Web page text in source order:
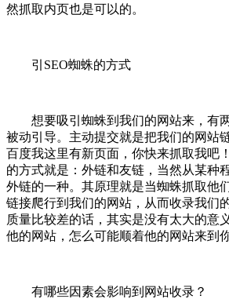
然抓取内页也是可以的。
引SEO蜘蛛的方式
想要吸引蜘蛛到我们的网站来，有
被动引导。主动提交就是把我们的网站
百度我这里有新页面，你快来抓取我吧
的方式就是：外链和友链，当然从某种
外链的一种。其原理就是当蜘蛛抓取他
链接爬行到我们的网站，从而收录我们
质量比较差的话，其实是没有太大的意
他的网站，怎么可能顺着他的网站来到
有哪些因素会影响到网站收录？